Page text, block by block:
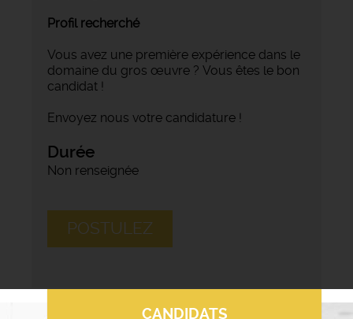
Profil recherché
Vous avez une première expérience dans le
domaine du gros œuvre ? Vous êtes le bon
candidat !
Envoyez nous votre candidature !
Durée
Non renseignée
POSTULEZ
CANDIDATS